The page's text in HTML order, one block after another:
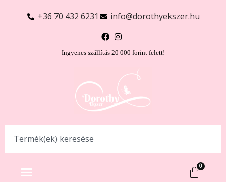
+36 70 432 6231 info@dorothyekszer.hu
Ingyenes szállítás 20 000 forint felett!
0